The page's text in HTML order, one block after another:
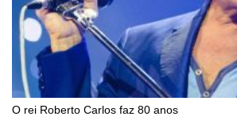
O rei Roberto Carlos faz 80 anos